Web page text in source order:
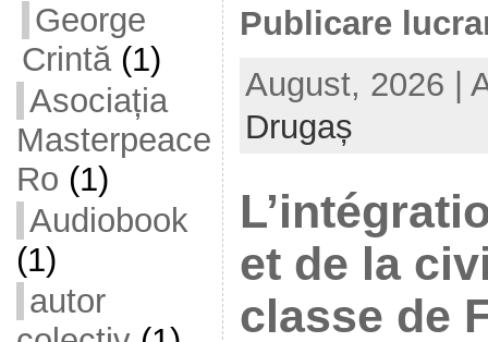
George
Crintă(1)
Asociația
Masterpeace
Ro (1)
Audiobook
(1)
autor
Publicare
August, 2026 |
Drugaș
et de la
classe de